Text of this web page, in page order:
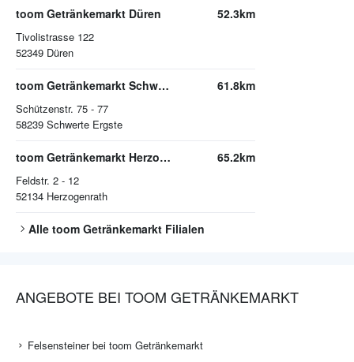
toom Getränkemarkt Düren
Tivolistrasse 122
52349 Düren
52.3km
toom Getränkemarkt Schwerte
Schützenstr. 75 - 77
58239 Schwerte Ergste
61.8km
toom Getränkemarkt Herzogenrath-Kohlscheid
Feldstr. 2 - 12
52134 Herzogenrath
65.2km
Alle toom Getränkemarkt Filialen
ANGEBOTE BEI TOOM GETRÄNKEMARKT
Felsensteiner bei toom Getränkemarkt